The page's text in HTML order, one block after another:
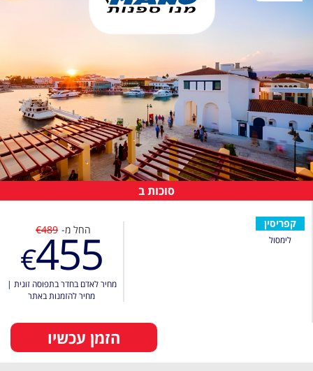
סוכות ב
קפריסין
לימסול
החל מ- €489
€455
מחיר לאדם בחדר בתפוסה זוגית |
מחיר להזמנות באתר
הזמן עכשיו